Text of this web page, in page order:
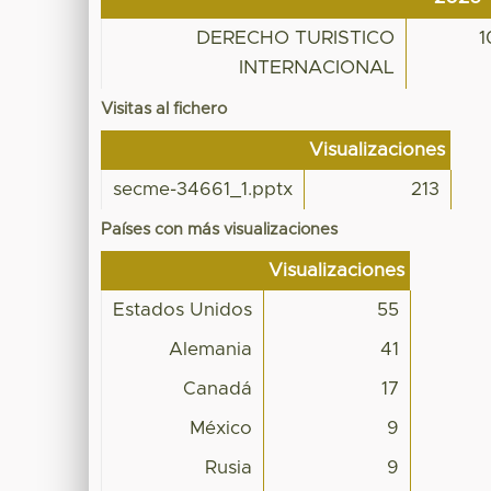
DERECHO TURISTICO
INTERNACIONAL
Visitas al fichero
Visualizaciones
secme-34661_1.pptx 213
Países con más visualizaciones
Visualizaciones
Estados Unidos 55
Alemania 41
Canadá 17
México 9
Rusia 9